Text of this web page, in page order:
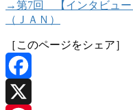
→第7回 【インタビュー
（ＪＡＮ）
［このページをシェア］
Facebook